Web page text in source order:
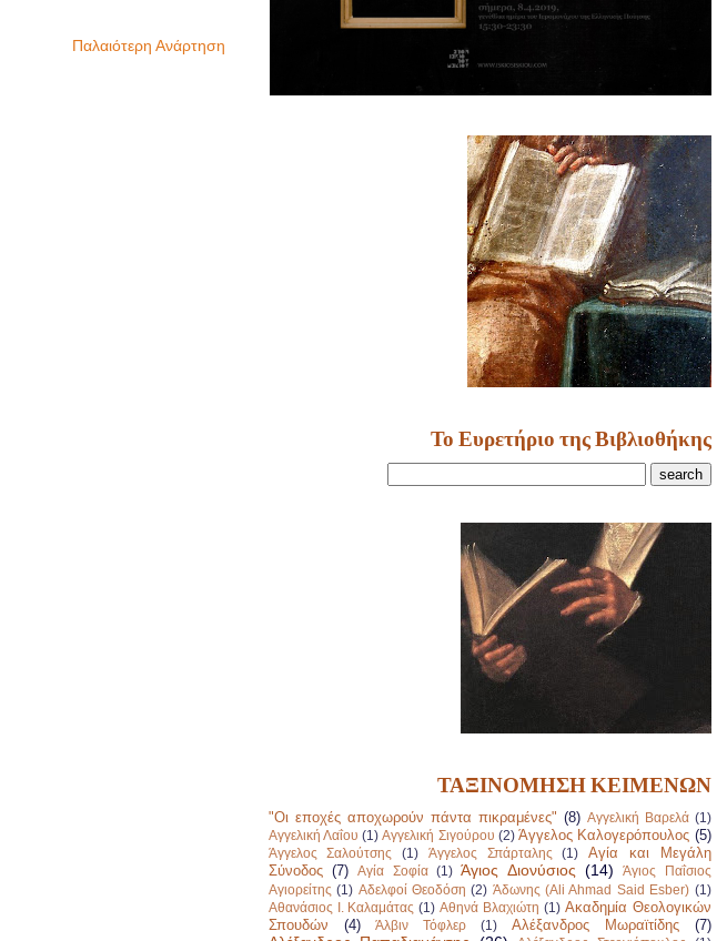
Παλαιότερη Ανάρτηση
Το Ευρετήριο της Βιβλιοθήκης
ΤΑΞΙΝΟΜΗΣΗ ΚΕΙΜΕΝΩΝ
"Οι εποχές αποχωρούν πάντα πικραμένες" (8) Αγγελική Βαρελά (1)
Αγγελική Λαΐου (1) Αγγελική Σιγούρου (2) Άγγελος Καλογερόπουλος (5)
Άγγελος Σαλούτσης (1) Άγγελος Σπάρταλης (1)
Αγία και Μεγάλη
Σύνοδος (7) Αγία Σοφία (1) Άγιος Διονύσιος (14)
Άγιος Παΐσιος
Αγιορείτης (1) Αδελφοί Θεοδόση (2) Άδωνης (Ali Ahmad Said Esber) (1)
Αθανάσιος Ι. Καλαμάτας (1) Αθηνά Βλαχιώτη (1) Ακαδημία Θεολογικών
Σπουδών
(4) Άλβιν Τόφλερ (1) Αλέξανδρος Μωραϊτίδης (7)